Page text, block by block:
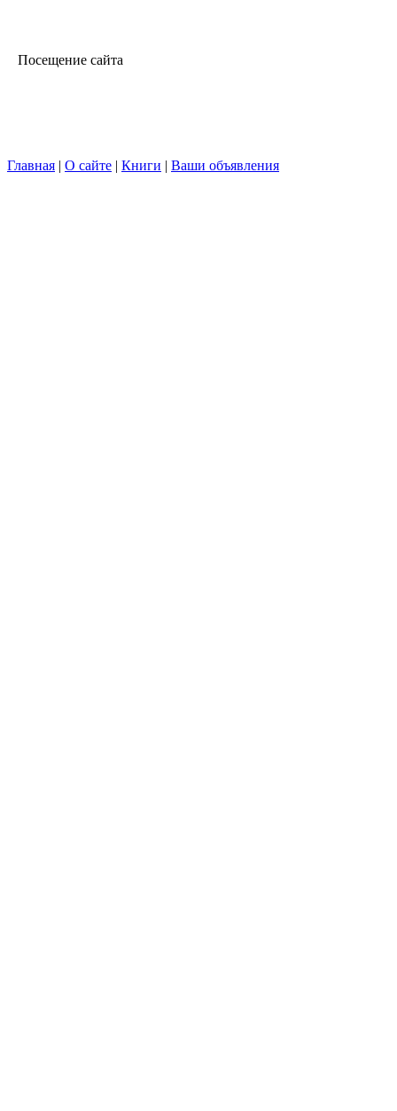
Посещение сайта
Главная | О сайте | Книги | Ваши объявления